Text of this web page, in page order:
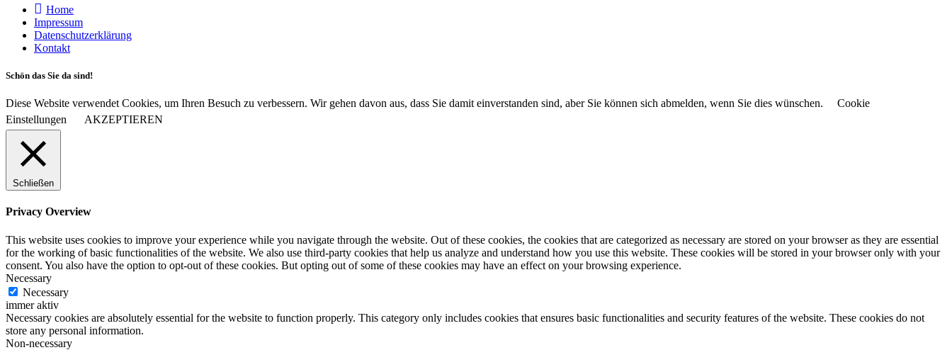
Home
Impressum
Datenschutzerklärung
Kontakt
Schön das Sie da sind!
Diese Website verwendet Cookies, um Ihren Besuch zu verbessern. Wir gehen davon aus, dass Sie damit einverstanden sind, aber Sie können sich abmelden, wenn Sie dies wünschen.
Cookie
Einstellungen
AKZEPTIEREN
Schließen
Privacy Overview
This website uses cookies to improve your experience while you navigate through the website. Out of these cookies, the cookies that are categorized as necessary are stored on your browser as they are essential
for the working of basic functionalities of the website. We also use third-party cookies that help us analyze and understand how you use this website. These cookies will be stored in your browser only with your
consent. You also have the option to opt-out of these cookies. But opting out of some of these cookies may have an effect on your browsing experience.
Necessary
Necessary
immer aktiv
Necessary cookies are absolutely essential for the website to function properly. This category only includes cookies that ensures basic functionalities and security features of the website. These cookies do not
store any personal information.
Non-necessary